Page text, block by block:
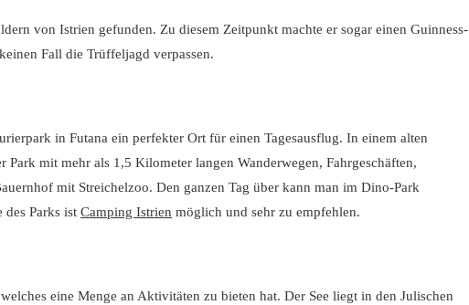
von Istrien gefunden. Zu diesem Zeitpunkt machte er sogar einen Guinness-
Fall die Trüffeljagd verpassen.
in Futana ein perfekter Ort für einen Tagesausflug. In einem alten
mit mehr als 1,5 Kilometer langen Wanderwegen, Fahrgeschäften,
mit Streichelzoo. Den ganzen Tag über kann man im Dino-Park
des Parks ist Camping Istrien möglich und sehr zu empfehlen.
eine Menge an Aktivitäten zu bieten hat. Der See liegt in den Julischen